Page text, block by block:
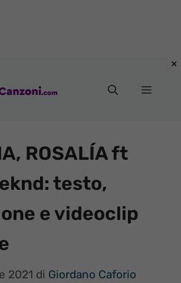
Menu
ROSALÍA ft
testo,
e videoclip
2021 di Giordano Caforio